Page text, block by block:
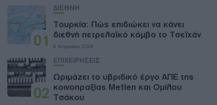
01
ΔΙΕΘΝΗ
Τουρκία: Πώς επιδιώκει να κάνει
διεθνή πετρελαϊκό κόμβο το Τσεϊχάν
8 Αυγούστου 2026
02
ΕΠΙΧΕΙΡΗΣΕΙΣ
Ωριμάζει το υβριδικό έργο ΑΠΕ της
κοινοπραξίας Metlen και Ομίλου
Τσάκου